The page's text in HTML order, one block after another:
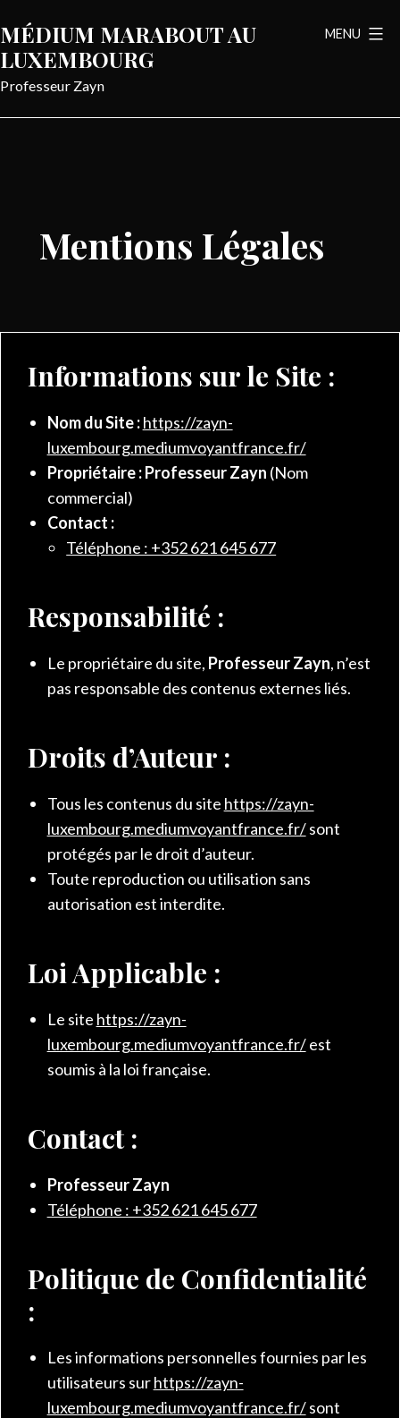
au
contenu
MÉDIUM MARABOUT AU
LUXEMBOURG
Professeur Zayn
MENU
Mentions Légales
Informations sur le Site :
Nom du Site : https://zayn-
luxembourg.mediumvoyantfrance.fr/
Propriétaire : ProfesseurZayn (Nom
commercial)
Contact :
Téléphone : +352 621 645 677
Responsabilité :
Le propriétaire du site, ProfesseurZayn, n’est
pas responsable des contenus externes liés.
Droits d’Auteur :
Tous les contenus du site https://zayn-
luxembourg.mediumvoyantfrance.fr/sont
protégés par le droit d’auteur.
Toute reproduction ou utilisation sans
autorisation est interdite.
Loi Applicable :
Le site https://zayn-
luxembourg.mediumvoyantfrance.fr/est
soumis à la loi française.
Contact :
ProfesseurZayn
Téléphone : +352 621 645 677
Politique de Confidentialité
:
Les informations personnelles fournies par les
utilisateurs surhttps://zayn-
luxembourg.mediumvoyantfrance.fr/sont